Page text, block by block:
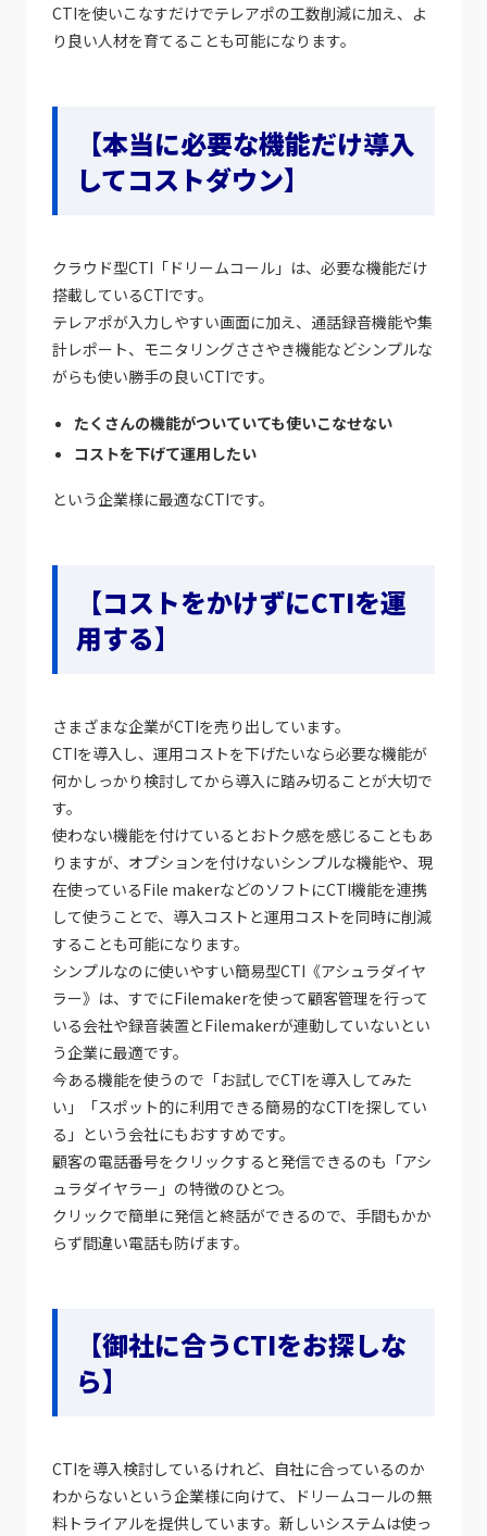
CTIを使いこなすだけでテレアポの工数削減に加え、よ
り良い人材を育てることも可能になります。
【本当に必要な機能だけ導入
してコストダウン】
クラウド型CTI「ドリームコール」は、必要な機能だけ
搭載しているCTIです。
テレアポが入力しやすい画面に加え、通話録音機能や集
計レポート、モニタリングささやき機能などシンプルな
がらも使い勝手の良いCTIです。
たくさんの機能がついていても使いこなせない
コストを下げて運用したい
という企業様に最適なCTIです。
【コストをかけずにCTIを運
用する】
さまざまな企業がCTIを売り出しています。
CTIを導入し、運用コストを下げたいなら必要な機能が
何かしっかり検討してから導入に踏み切ることが大切で
す。
使わない機能を付けているとおトク感を感じることもあ
りますが、オプションを付けないシンプルな機能や、現
在使っているFile makerなどのソフトにCTI機能を連携
して使うことで、導入コストと運用コストを同時に削減
することも可能になります。
シンプルなのに使いやすい簡易型CTI《アシュラダイヤ
ラー》は、すでにFilemakerを使って顧客管理を行って
いる会社や録音装置とFilemakerが連動していないとい
う企業に最適です。
今ある機能を使うので「お試しでCTIを導入してみた
い」「スポット的に利用できる簡易的なCTIを探してい
る」という会社にもおすすめです。
顧客の電話番号をクリックすると発信できるのも「アシ
ュラダイヤラー」の特徴のひとつ。
クリックで簡単に発信と終話ができるので、手間もかか
らず間違い電話も防げます。
【御社に合うCTIをお探しな
ら】
CTIを導入検討しているけれど、自社に合っているのか
わからないという企業様に向けて、ドリームコールの無
料トライアルを提供しています。新しいシステムは使っ